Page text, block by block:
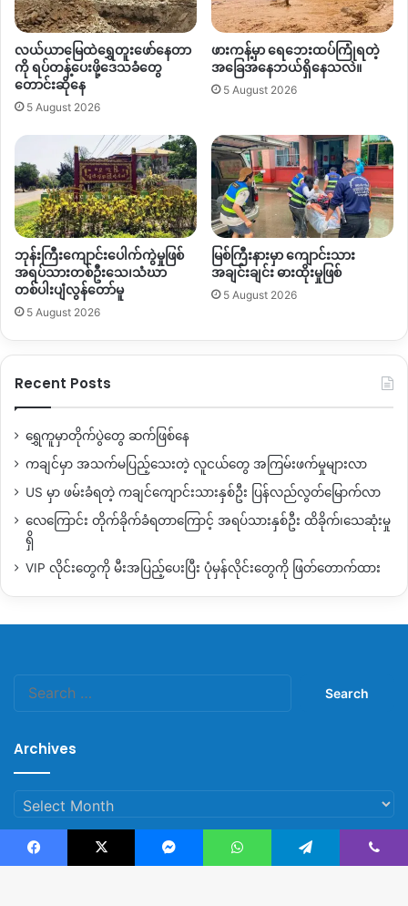
တဲ့သေးအဆင့်မှာပဲရှိနေသေးတယ်။ ပြီးရင် စာသင်ကျောင်းနေရာ
မှာ ကျောက်စိမ်းတူးဖော်မယ့်ကစ္စကလည်း အများပိုင်းက ကန့်ကွက်
နေကြပါတယ်။ ကျောက်စိမ်းတူးဖို့မတူးဖို့ဆိုတာကလည်း နှစ်ဖက်
အစိုးရနဲ့ဆိုင်ပါတယ်။
အစိုးရတွေကလုပ်လာမယ်ဆိုရင်တောင်
နော်တို့ ဒေသခံတွေက ”လို့ပြောပါတယ်။
ဧပြီလအတွင်းကနေ မဇွပ်ယန်ကျေးရွာမှာ ကျောက်စိမ်းတူးဖော်ဖို့
အရေး အုပ်ချုပ်ရေးမှူးတွေနဲ့ ဒေသခံတွေ ၂ ကြိမ်တွေ့ဆုံခဲ့
တဲ့ ဆွေးနွေးမှုမှာ လက်ရှိ စာသင်ကျောင်းနေရာကို ရွှေ့ပြောင်းလိုက်
ပြီး ကျောင်းဝင်းနေရာမှာ ကျောက်စိမ်းတူးဖော်ဖို့အဓိကဆွေးနွေးကြ
တယ်လို့ ပြောပါတယ်။
မဇွပ်ယန် စာသင်ကျောင်းရှိတဲ့နေရာဟာ
မြေနေရာကျဉ်းတဲ့
အတွက် ဒီထက်ကျယ်ပြန့်တဲ့မြေနေရာအသစ်ကို
ပြောဆိုနေတာကြောင့် ဒေသခံတွေက ကန့်ကွက်နေကြတယ်လို့
လည်း
သိရပါတယ်။
ကို ကျောက်စိမ်းဖော်ဖို့အတွက် စာသင်ကျောင်းနဲ့
ဘက်ခြမ်းအပြင် ရိုးရာရုံးရဲ့ အနောက်ဘက်ခြမ်း ဥရုချောင်းနဲ့ကပ်ရပ်
အပိုင်း နှစ်ပိုင်းခွဲထားပြီး လက်ရှိမှာစာသင်ကျောင်းအနီးတဝိုက်ဘက်
အရင်တူးဖော်ဖို့ ပြင်ဆင်နေတယ်လို့ သိရပါတယ်။
မဇွပ်ယန်ကျေးရွာမှာ အိမ်ခြေ ၅၀၀
ကျော်လောက်နေထိုင်
ကျောက်စိမ်းတူးဖော်ဖို့ စီမံကိန်းကြောင့်
အိမ်ခြေအားလုံး
ကို
တောက်ပကြယ်ကျောက်စိမ်းကုမ္ပဏီ
တွေကျောက်စိမ်းတူးဖော်လိုက်တဲ့ မြေစာပုံဘက်မှာမြေနေရာရှင်
ဖားကန့်ဒေသမှာ
တခြားကျေးရွာတွေ
ထက် ကျောက်စိမ်းတူးဖော်မှု နည်းပါးနေသေးတဲ့အပြင်
လည်းဖြစ်နေသေးတာကြောင့်
မဇွပ်ယန်ကျေးရွာဟာ ဥရုချောင်းနဲ့ ဖာလုံလောက်အကွာမှာသာရှိတာ
ကြောင့်
ကျောက်စိမ်းတူးဖော်လိုက်ပါက မဇွပ်ယန်ရွာအပါ
လုံးခင်း
လယ်ယာမြေထဲရွှေတူးဖော်နေတာ
ကို ရပ်တန့်ပေးဖို့ဒေသခံတွေ
တောင်းဆိုနေ
5 August 2026
ဖားကန့်မှာ ရေဘေးထပ်ကြုံရတဲ့
အခြေအနေဘယ်ရှိနေသလဲ။
5 August 2026
ဘုန်းကြီးကျောင်းပေါက်ကွဲမှုဖြစ်
အရပ်သားတစ်ဦးသေ၊သံဃာ
တစ်ပါးပျံလွန်တော်မူ
5 August 2026
မြစ်ကြီးနားမှာ ကျောင်းသား
အချင်းချင်း ဓားထိုးမှုဖြစ်
5 August 2026
Recent Posts
ရွှေကူမှာတိုက်ပွဲတွေ ဆက်ဖြစ်နေ
ကချင်မှာ အသက်မပြည့်သေးတဲ့ လူငယ်တွေ အကြမ်းဖက်မှုများလာ
US မှာ ဖမ်းခံရတဲ့ ကချင်ကျောင်းသားနှစ်ဦး ပြန်လည်လွတ်မြောက်လာ
လေကြောင်း တိုက်ခိုက်ခံရတာကြောင့် အရပ်သားနှစ်ဦး ထိခိုက်၊သေဆုံးမှု
ရှိ
VIP လိုင်းတွေကို မီးအပြည့်ပေးပြီး ပုံမှန်လိုင်းတွေကို ဖြတ်တောက်ထား
Archives
Archives
Facebook X Messenger WhatsApp Telegram Viber